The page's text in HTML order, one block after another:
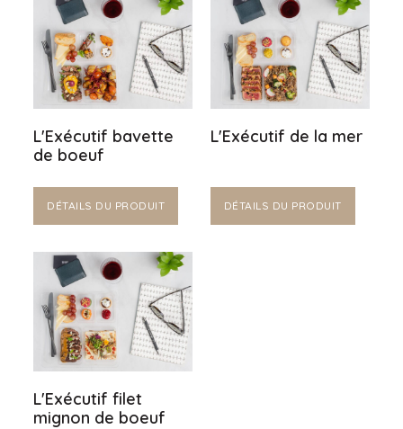
L'Exécutif bavette
de boeuf
DÉTAILS DU PRODUIT
L'Exécutif de la mer
DÉTAILS DU PRODUIT
L'Exécutif filet
mignon de boeuf